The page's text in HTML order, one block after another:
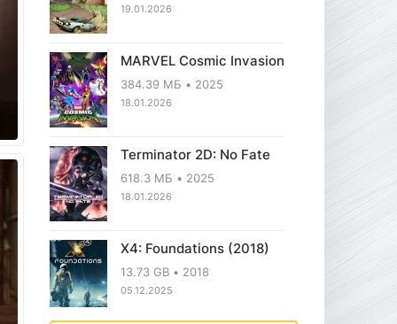
19.01.2026
MARVEL Cosmic Invasion
384.39 МБ 2025
18.01.2026
Terminator 2D: No Fate
618.3 МБ 2025
18.01.2026
X4: Foundations (2018)
13.73 GB 2018
05.12.2025